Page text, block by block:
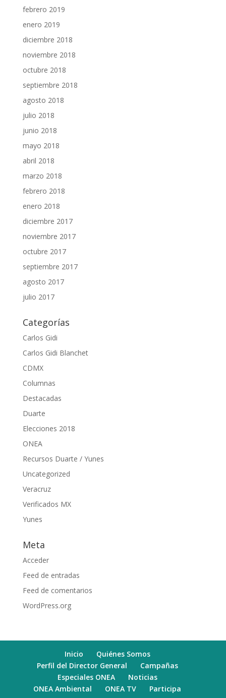
febrero 2019
enero 2019
diciembre 2018
noviembre 2018
octubre 2018
septiembre 2018
agosto 2018
julio 2018
junio 2018
mayo 2018
abril 2018
marzo 2018
febrero 2018
enero 2018
diciembre 2017
noviembre 2017
octubre 2017
septiembre 2017
agosto 2017
julio 2017
Categorías
Carlos Gidi
Carlos Gidi Blanchet
CDMX
Columnas
Destacadas
Duarte
Elecciones 2018
ONEA
Recursos Duarte / Yunes
Uncategorized
Veracruz
Verificados MX
Yunes
Meta
Acceder
Feed de entradas
Feed de comentarios
WordPress.org
Inicio
Quiénes Somos
Perfil del Director General
Campañas
Especiales ONEA
Noticias
ONEA Ambiental
ONEA TV Participa